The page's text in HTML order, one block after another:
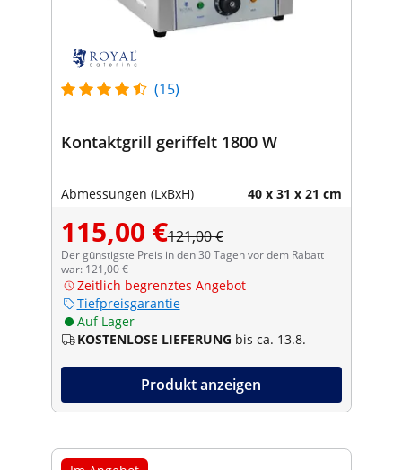
(15)
Kontaktgrill geriffelt 1800 W
Abmessungen (LxBxH) 40 x 31 x 21 cm
115,00 €121,00 €
Der günstigste Preis in den 30 Tagen vor dem Rabatt
war: 121,00 €
Zeitlich begrenztes Angebot
Tiefpreisgarantie
Auf Lager
KOSTENLOSE LIEFERUNG bis ca. 13.8.
Produkt anzeigen